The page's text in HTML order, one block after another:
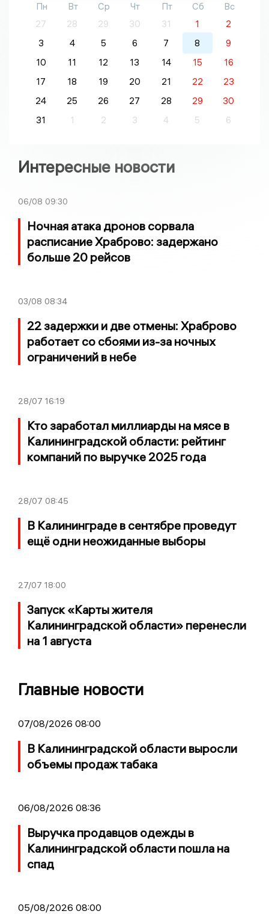
Пн Вт Ср Чт Пт Сб
Вс
27
28 29 30 31 1
2
3
4 5 6 7 8
9
10
11 12 13 14 15
16
17
18 19 20 21 22
23
24
25 26 27 28 29
30
31
1 2 3 4 5 6
Интересные новости
06/08 09:30
Ночная атака дронов сорвала
расписание Храброво: задержано
больше 20 рейсов
03/08 08:34
22 задержки и две отмены: Храброво
работает со сбоями из-за ночных
ограничений в небе
28/07 16:19
Кто заработал миллиарды на мясе в
Калининградской области: рейтинг
компаний по выручке 2025 года
28/07 08:45
В Калининграде в сентябре проведут
ещё одни неожиданные выборы
27/07 18:00
Запуск «Карты жителя
Калининградской области» перенесли
на 1 августа
Главные новости
07/08/2026 08:00
В Калининградской области выросли
объемы продаж табака
06/08/2026 08:36
Выручка продавцов одежды в
Калининградской области пошла на
спад
05/08/2026 08:00